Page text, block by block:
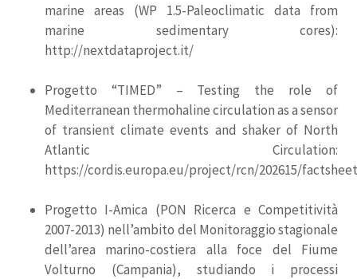
marine areas (WP 1.5-Paleoclimatic data from
marine sedimentary cores):
http://nextdataproject.it/
Progetto “TIMED” – Testing the role of
Mediterranean thermohaline circulation as a sensor
of transient climate events and shaker of North
Atlantic Circulation:
https://cordis.europa.eu/project/rcn/202615/
Progetto I-Amica (PON Ricerca e Competitività
2007-2013) nell’ambito del Monitoraggio stagionale
dell’area marino-costiera alla foce del Fiume
Volturno (Campania), studiando i processi